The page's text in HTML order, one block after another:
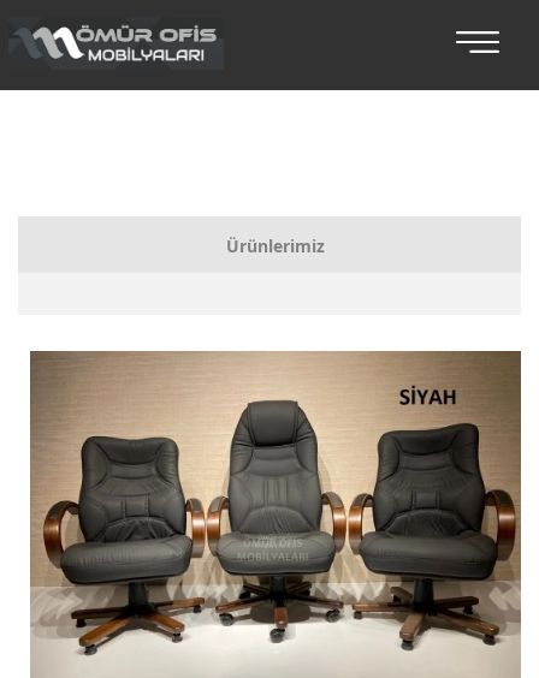
Ürünlerimiz
Koltuklu Makam Setleri
Makam Takımları
Toplantı Masaları
Oturma Grupları
Koltuk Takımları
Makam Koltukları
Misafir Koltukları